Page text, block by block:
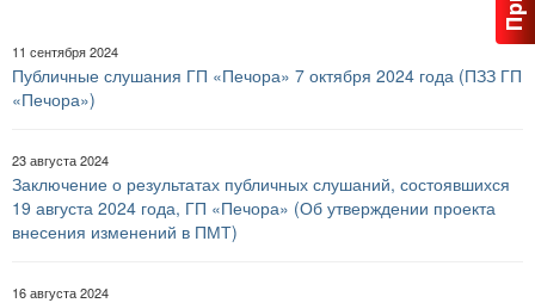
11 сентября 2024
Публичные слушания ГП «Печора» 7 октября 2024 года (ПЗЗ ГП
«Печора»)
23 августа 2024
Заключение о результатах публичных слушаний, состоявшихся
19 августа 2024 года, ГП «Печора» (Об утверждении проекта
внесения изменений в ПМТ)
16 августа 2024